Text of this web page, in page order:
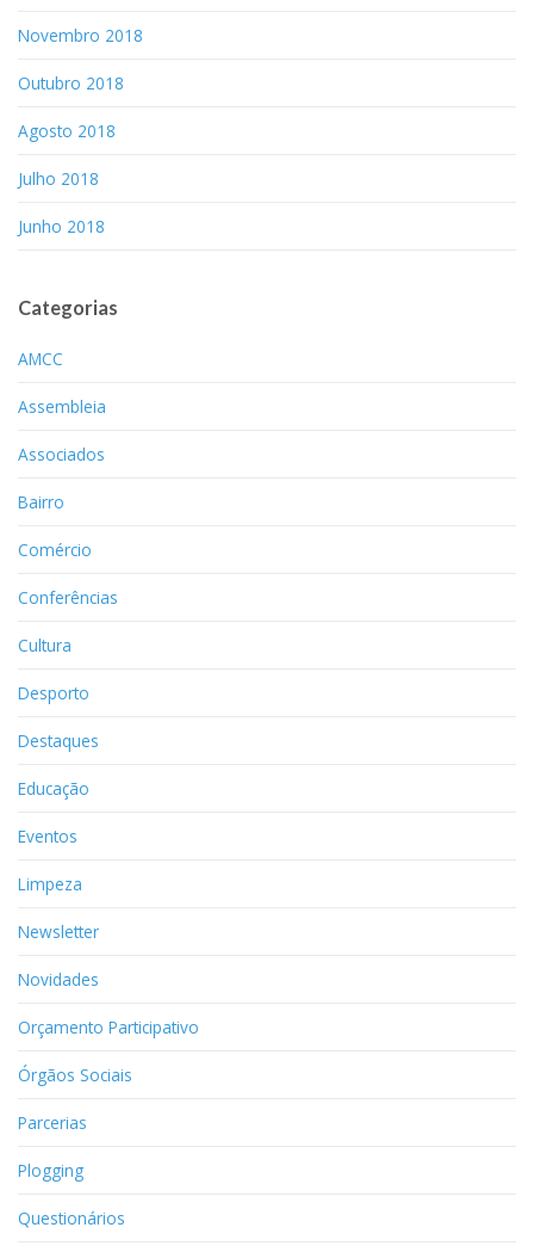
Novembro 2018
Outubro 2018
Agosto 2018
Julho 2018
Junho 2018
Categorias
AMCC
Assembleia
Associados
Bairro
Comércio
Conferências
Cultura
Desporto
Destaques
Educação
Eventos
Limpeza
Newsletter
Novidades
Orçamento Participativo
Órgãos Sociais
Parcerias
Plogging
Questionários